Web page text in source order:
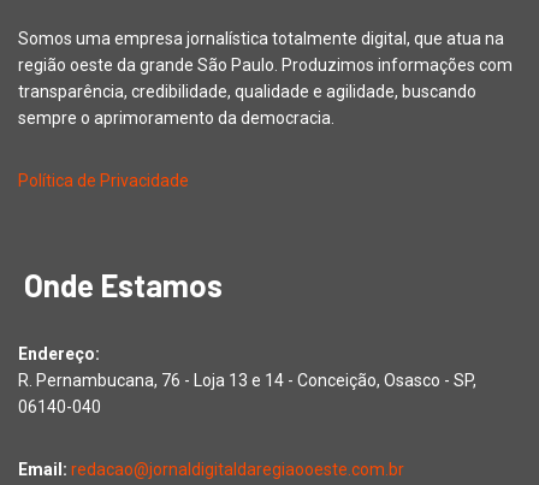
Somos uma empresa jornalística totalmente digital, que atua na
região oeste da grande São Paulo. Produzimos informações com
transparência, credibilidade, qualidade e agilidade, buscando
sempre o aprimoramento da democracia.
Política de Privacidade
Onde Estamos
Endereço:
R. Pernambucana, 76 - Loja 13 e 14 - Conceição, Osasco - SP,
06140-040
Email: redacao@jornaldigitaldaregiaooeste.com.br